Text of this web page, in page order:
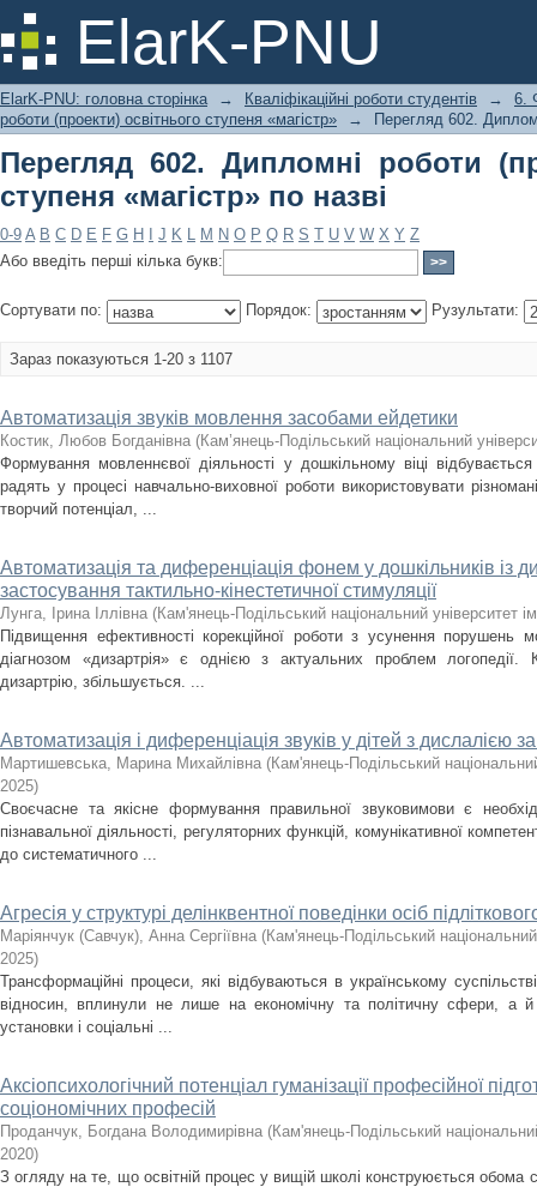
ElarK-PNU
Перегляд 602. Дипломні роботи
назві
ElarK-PNU: головна сторінка → Кваліфікаційні роботи студентів →
6.
роботи (проекти) освітнього ступеня «магістр»
→ Перегляд 602.
Перегляд 602. Дипломні роботи
ступеня «магістр» по назві
0-9 A B C D E F G H J K L M N O P Q R S T U V W X Y Z
Або введіть перші кілька букв:
Сортувати по: Порядок: Рузультати:
Зараз показуються 1-20 з 1107
Автоматизація звуків мовлення засобами ейдетики
Костик, Любов Богданівна (Кам’янець-Подільський національний
Формування мовленнєвої діяльності у дошкільному віці
радять у процесі навчально-виховної роботи використовувати
творчий потенціал, ...
Автоматизація та диференціація фонем у дошкільників із
застосування тактильно-кінестетичної стимуляції
Лунга, Ірина Іллівна (Кам'янець-Подільський національний університет
Підвищення ефективності корекційної роботи з усунення порушень
діагнозом «дизартрія» є однією з актуальних проблем логопедії.
дизартрію, збільшується. ...
Автоматизація і диференціація звуків у дітей з дислалією
Мартишевська, Марина Михайлівна (Кам'янець-Подільський
2025)
Своєчасне та якісне формування правильної звуковимови є
пізнавальної діяльності, регуляторних функцій, комунікативної
до систематичного ...
Агресія у структурі делінквентної поведінки осіб
Маріянчук (Савчук), Анна Сергіївна (Кам'янець-Подільський національний
2025)
Трансформаційні процеси, які відбуваються в українському
відносин, вплинули не лише на економічну та політичну сфери, а й
установки і соціальні ...
Аксіопсихологічний потенціал гуманізації професійної
соціономічних професій
Проданчук, Богдана Володимирівна (Кам'янець-Подільський
2020)
З огляду на те, що освітній процес у вищій школі конструюється обома